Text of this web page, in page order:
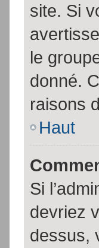
site. Si
le
donné.
raisons
Haut
Si
devriez
dessus,